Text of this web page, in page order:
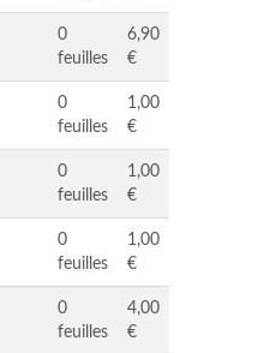
0
feuilles
6,90
€
0
feuilles
1,00
€
0
feuilles
1,00
€
0
feuilles
1,00
€
0
feuilles
4,00
€